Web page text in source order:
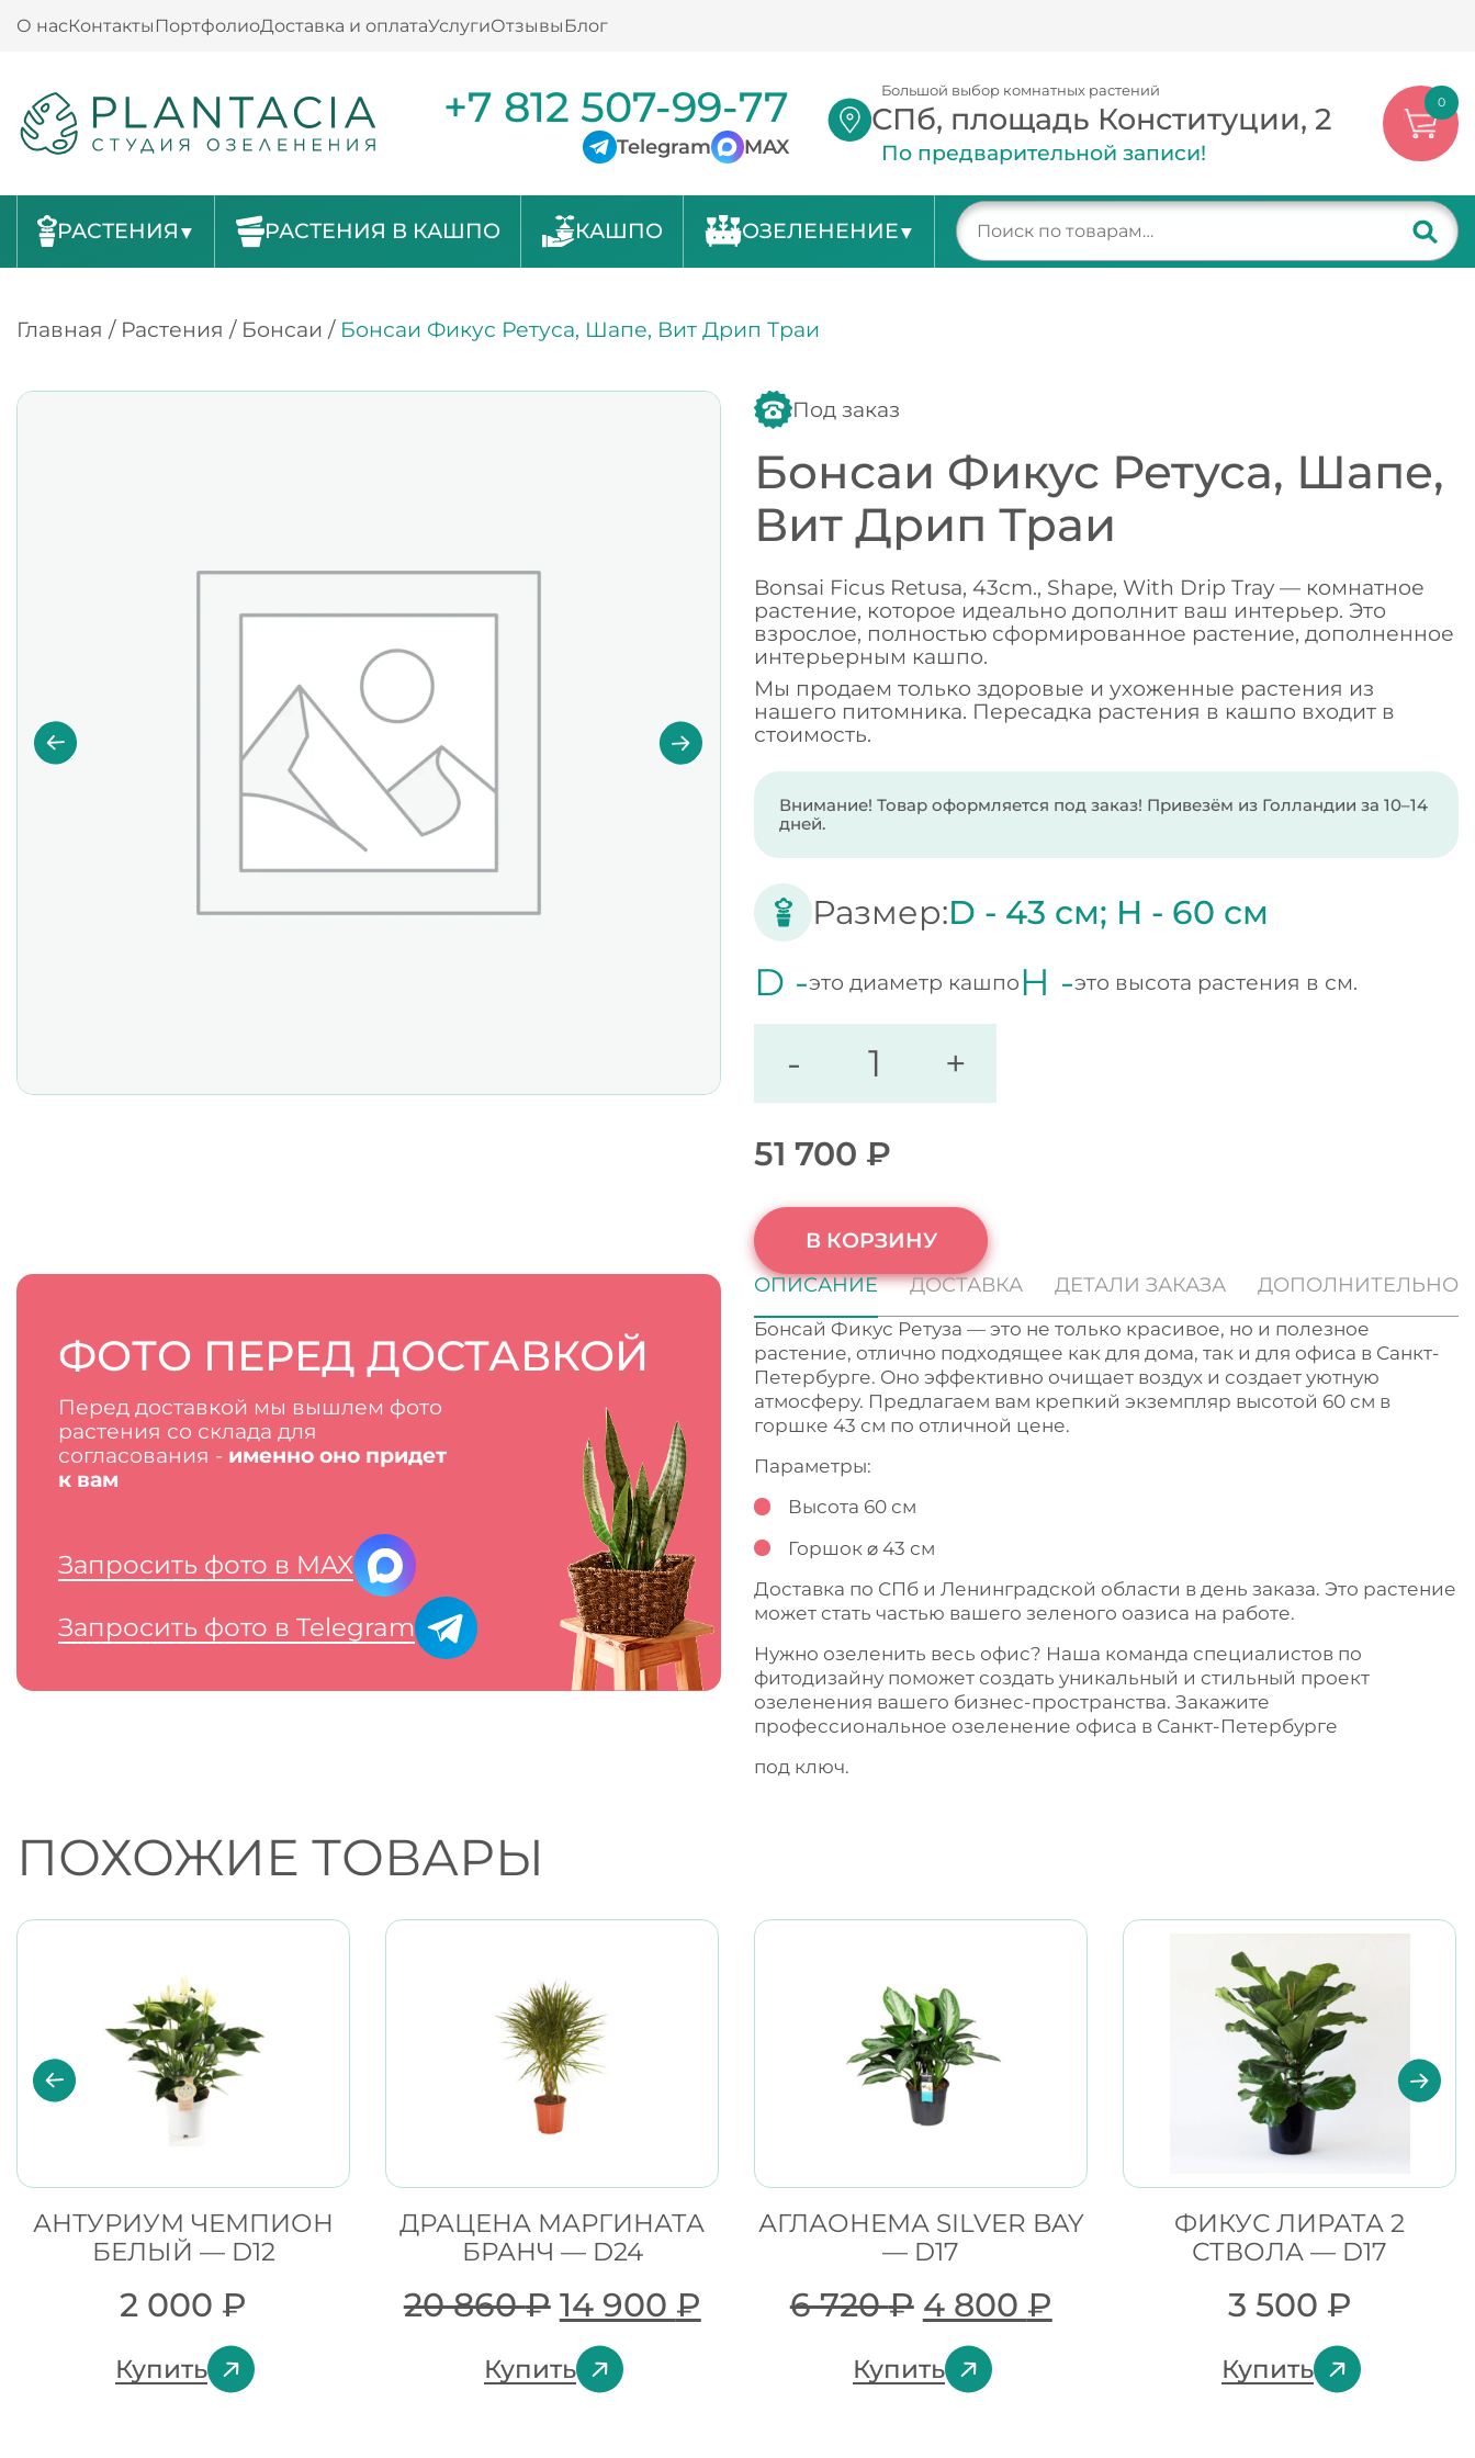
О насКонтакты ПортфолиоДоставка и оплатаУслугиОтзывы Блог
+7 812 507-99-77
Telegram MAX
Большой выбор комнатных растений
СПб, площадь Конституции, 2
По предварительной записи!
0
РАСТЕНИЯ РАСТЕНИЯ В КАШПО КАШПО ОЗЕЛЕНЕНИЕ
Главная / Растения / Бонсаи / Бонсаи Фикус Ретуса, Шапе, Вит Дрип Траи
Под заказ
Бонсаи Фикус Ретуса, Шапе,
Вит Дрип Траи
Bonsai Ficus Retusa, 43cm., Shape, With Drip Tray — комнатное
растение, которое идеально дополнит ваш интерьер. Это
взрослое, полностью сформированное растение, дополненное
интерьерным кашпо.
Мы продаем только здоровые и ухоженные растения из
нашего питомника. Пересадка растения в кашпо входит в
стоимость.
Внимание! Товар оформляется под заказ! Привезём из Голландии за 10–14
дней.
Размер:D - 43 см; H - 60 см
D -это диаметр кашпоH -это высота растения в см.
- +
51 700 ₽
В КОРЗИНУ
ФОТО ПЕРЕД ДОСТАВКОЙ
Перед доставкой мы вышлем фото
растения со склада для
согласования - именно оно придет
к вам
Запросить фото в MAX
Запросить фото в Telegram
ОПИСАНИЕ ДОСТАВКА ДЕТАЛИ ЗАКАЗА ДОПОЛНИТЕЛЬНО
Бонсай Фикус Ретуза — это не только красивое, но и полезное
растение, отлично подходящее как для дома, так и для офиса в Санкт-
Петербурге. Оно эффективно очищает воздух и создает уютную
атмосферу. Предлагаем вам крепкий экземпляр высотой 60 см в
горшке 43 см по отличной цене.
Параметры:
Высота 60 см
Горшок ⌀ 43 см
Доставка по СПб и Ленинградской области в день заказа. Это растение
может стать частью вашего зеленого оазиса на работе.
Нужно озеленить весь офис? Наша команда специалистов по
фитодизайну поможет создать уникальный и стильный проект
озеленения вашего бизнес-пространства. Закажите
профессиональное озеленение офиса в Санкт-Петербурге
под ключ.
ПОХОЖИЕ ТОВАРЫ
АНТУРИУМ ЧЕМПИОН
БЕЛЫЙ — D12
2 000 ₽
Купить
ДРАЦЕНА МАРГИНАТА
БРАНЧ — D24
20 860₽ 14 900 ₽
Купить
АГЛАОНЕМА SILVER BAY
— D17
6 720₽ 4 800 ₽
Купить
ФИКУС ЛИРАТА 2
СТВОЛА — D17
3 500 ₽
Купить